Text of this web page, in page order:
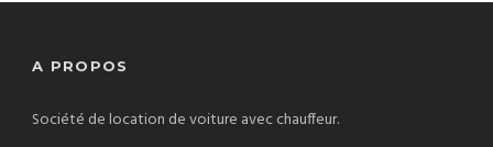
A PROPOS
Société de location de voiture avec chauffeur.